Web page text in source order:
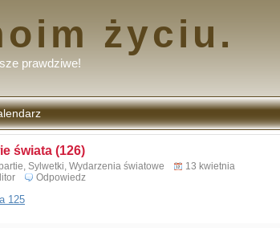
życiu.
prawdziwe!
świata (126)
, Sylwetki, Wydarzenia światowe
13 kwietnia
Odpowiedz
125